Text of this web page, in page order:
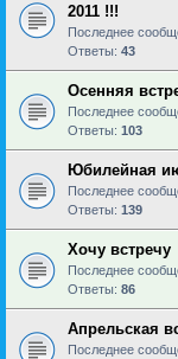
2011 !!!
Последнее
Ответы: 43
Осенняя
Последнее
Ответы: 103
Юбилейная
Последнее
Ответы: 139
Хочу встречу
Последнее
Ответы: 86
Апрельская
Последнее